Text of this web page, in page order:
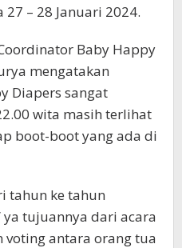
– 28 Januari 2024.
Baby Happy
mengatakan
Diapers sangat
wita masih terlihat
boot-boot yang ada di
tahun ke tahun
ya tujuannya dari acara
antara orang tua